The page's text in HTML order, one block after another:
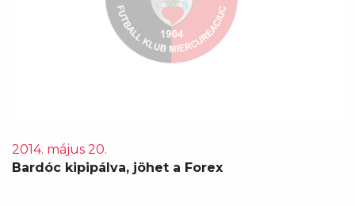
2014. május 20.
Bardóc kipipálva, jöhet a Forex